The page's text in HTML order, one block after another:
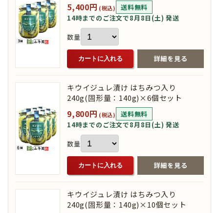
5,400円 (税込)
送料無料
14時までのご注文で8月8日(土) 発送
数量
カートに入れる 詳細を見る
キウイジュレ漬け はちみつ入り
240g(固形量：140g)×6個セット
9,800円 (税込)
送料無料
14時までのご注文で8月8日(土) 発送
数量
カートに入れる 詳細を見る
キウイジュレ漬け はちみつ入り
240g(固形量：140g)×10個セット